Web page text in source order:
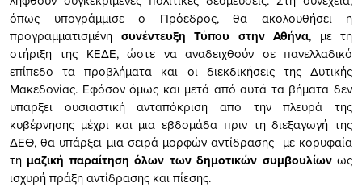
όπως υπογράμμισε ο Πρόεδρος, θα ακολουθήσει η
προγραμματισμένη συνέντευξη Τύπου στην Αθήνα, με τη
στήριξη της ΚΕΔΕ, ώστε να αναδειχθούν σε πανελλαδικό
επίπεδο τα προβλήματα και οι διεκδικήσεις της Δυτικής
Μακεδονίας. Εφόσον όμως και μετά από αυτά τα βήματα δεν
υπάρξει ουσιαστική ανταπόκριση από την πλευρά της
κυβέρνησης μέχρι και μια εβδομάδα πριν τη διεξαγωγή της
ΔΕΘ, θα υπάρξει μια σειρά μορφών αντίδρασης με κορυφαία
τη μαζική παραίτηση όλων των δημοτικών συμβουλίωνως
ισχυρή πράξη αντίδρασης και πίεσης.